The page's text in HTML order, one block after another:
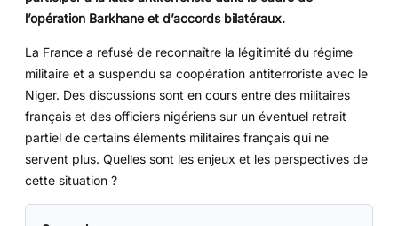
l’opération Barkhane et d’accords bilatéraux.
La France a refusé de reconnaître la légitimité du régime
militaire et a suspendu sa coopération antiterroriste avec le
Niger. Des discussions sont en cours entre des militaires
français et des officiers nigériens sur un éventuel retrait
partiel de certains éléments militaires français qui ne
servent plus. Quelles sont les enjeux et les perspectives de
cette situation ?